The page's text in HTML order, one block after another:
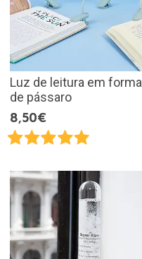
Luz de leitura em forma
de pássaro
8,50€